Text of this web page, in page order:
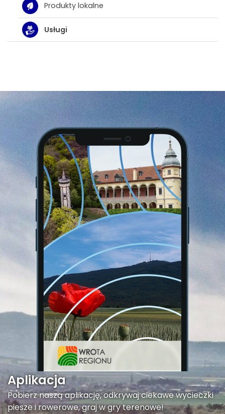
Produkty lokalne
Usługi
Aplikacja
Pobierz naszą aplikację, odkrywaj ciekawe wycieczki
piesze i rowerowe, graj w gry terenowe!